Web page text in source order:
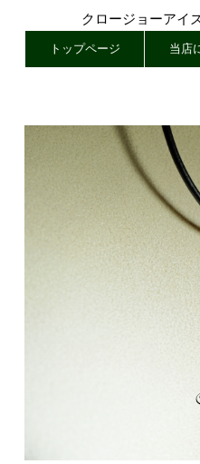
クロージョーアイ
トップページ 当店